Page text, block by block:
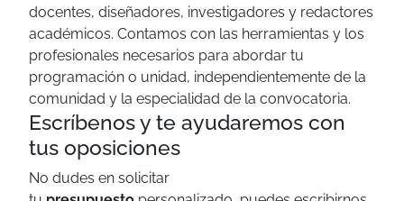
docentes, diseñadores, investigadores y redactores
académicos. Contamos con las herramientas y los
profesionales necesarios para abordar tu
programación o unidad, independientemente de la
comunidad y la especialidad de la convocatoria.
Escríbenos y te ayudaremos con
tus oposiciones
No dudes en solicitar